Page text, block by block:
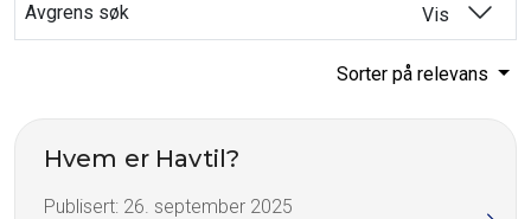
Avgrens søk Vis
Sorter på relevans
Hvem er Havtil?
Publisert: 26. september 2025